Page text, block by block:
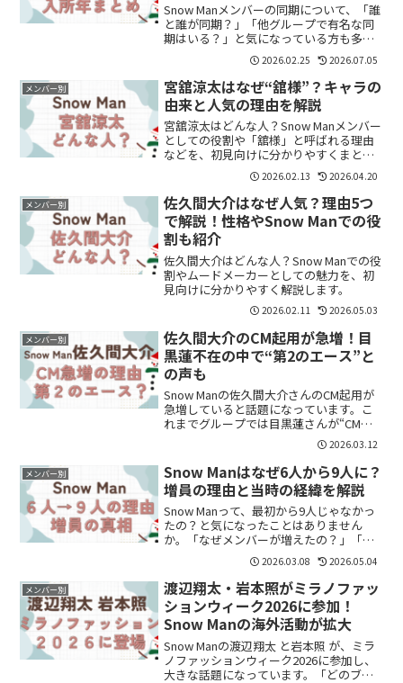
Snow Manメンバーの同期について、「誰
と誰が同期？」「他グループで有名な同
期はいる？」と気になっている方も多い
のではないでしょうか。結論からいう
と、Snow Manは入所年が異なるメンバー
で構成されており、それぞれに有名な同
期がいます...
2026.02.25 2026.07.05
メンバー別
宮舘涼太はなぜ“舘様”？キャラの
由来と人気の理由を解説
宮舘涼太はどんな人？Snow Manメンバー
としての役割や「舘様」と呼ばれる理由
などを、初見向けに分かりやすくまとめ
2026.02.13 2026.04.20
メンバー別
佐久間大介はなぜ人気？理由5つ
で解説！性格やSnow Manでの役
割も紹介
佐久間大介はどんな人？Snow Manでの役
割やムードメーカーとしての魅力を、初
見向けに分かりやすく解説します。
2026.02.11 2026.05.03
メンバー別
佐久間大介のCM起用が急増！目
黒蓮不在の中で“第2のエース”と
の声も
Snow Manの佐久間大介さんのCM起用が
急増していると話題になっています。こ
れまでグループでは目黒蓮さんが“CMエ
ース”として知られていましたが、最近で
は佐久間さんの活躍も目立つようになっ
てきました。業界関係者の間では「第2の
目黒蓮にな...
2026.03.12
メンバー別
Snow Manはなぜ6人から9人に？
増員の理由と当時の経緯を解説
Snow Manって、最初から9人じゃなかっ
たの？と気になったことはありません
か。「なぜメンバーが増えたの？」「不
仲だったから？」と疑問に思う方も多い
と思います。結論から言うと、Snow Man
が6人から9人になったのは、不仲ではな
くデビュ...
2026.03.08 2026.05.04
メンバー別
渡辺翔太・岩本照がミラノファッ
ションウィーク2026に参加！
Snow Manの海外活動が拡大
Snow Manの渡辺翔太 と岩本照 が、ミラ
ノファッションウィーク2026に参加し、
大きな話題になっています。「どのブラ